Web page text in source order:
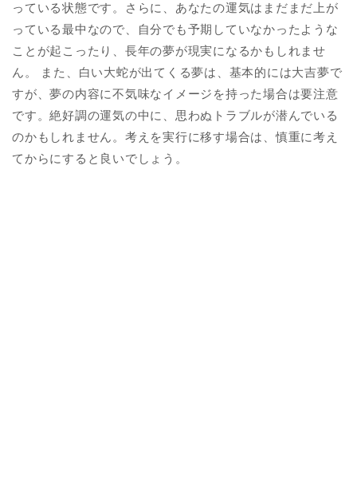
っている状態です。さらに、あなたの運気はまだまだ上が
っている最中なので、自分でも予期していなかったような
ことが起こったり、長年の夢が現実になるかもしれませ
ん。 また、白い大蛇が出てくる夢は、基本的には大吉夢で
すが、夢の内容に不気味なイメージを持った場合は要注意
です。絶好調の運気の中に、思わぬトラブルが潜んでいる
のかもしれません。考えを実行に移す場合は、慎重に考え
てからにすると良いでしょう。